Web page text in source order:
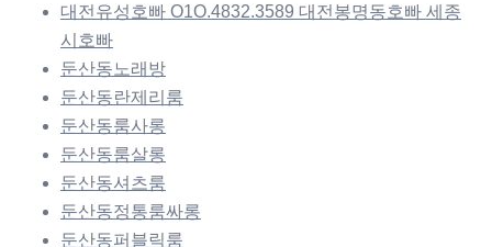
대전유성호빠 O1O.4832.3589 대전봉명동호빠 세종
시호빠
둔산동노래방
둔산동란제리룸
둔산동룸사롱
둔산동룸살롱
둔산동셔츠룸
둔산동정통룸싸롱
둔산동퍼블릭룸